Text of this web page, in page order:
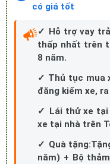
có giá tốt
✓ Hỗ trợ vay
thấp nhất trên
8 năm.
✓ Thủ tục mua
đăng kiểm xe,
✓ Lái thử xe tại
xe tại nhà trên
✓ Quà
năm) + Bộ